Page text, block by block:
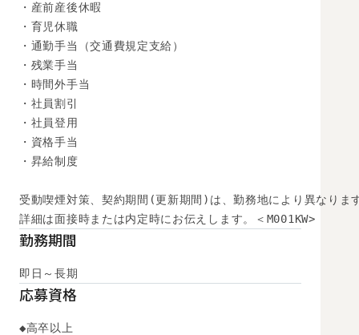
・産前産後休暇
・育児休職
・通勤手当（交通費規定支給）
・残業手当
・時間外手当
・社員割引
・社員登用
・資格手当
・昇給制度
受動喫煙対策、契約期間(更新期間)は、勤務地により異なりま
詳細は面接時または内定時にお伝えします。＜M001KW>
勤務期間
即日～長期
応募資格
◆高卒以上